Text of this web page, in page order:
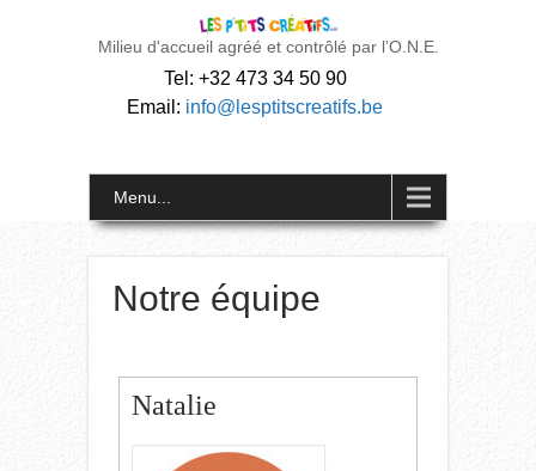
Milieu d'accueil agréé et contrôlé par l’O.N.E.
Tel: +32 473 34 50 90
Email: info@lesptitscreatifs.be
Menu...
Notre équipe
Natalie